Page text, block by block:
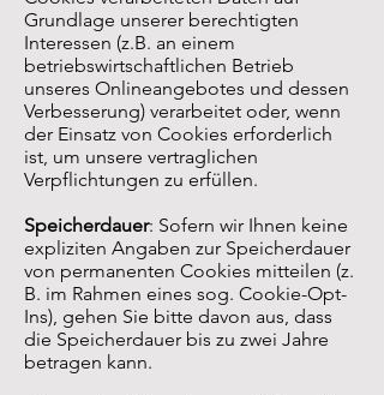
Grundlage unserer berechtigten
Interessen (z.B. an einem
betriebswirtschaftlichen Betrieb
unseres Onlineangebotes und dessen
Verbesserung) verarbeitet oder, wenn
der Einsatz von Cookies erforderlich
ist, um unsere vertraglichen
Verpflichtungen zu erfüllen.
Speicherdauer: Sofern wir Ihnen keine
expliziten Angaben zur Speicherdauer
von permanenten Cookies mitteilen (z.
B. im Rahmen eines sog. Cookie-Opt-
Ins), gehen Sie bitte davon aus, dass
die Speicherdauer bis zu zwei Jahre
betragen kann.